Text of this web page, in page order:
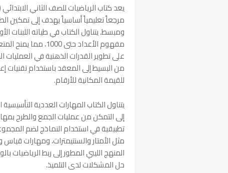
مرجعاً تعليمياً أساسياً يهدف إلى
ومبسط. يتناول الكتاب في طياته اللبنات
مفهوم الأعداد حتى
على تطوير القدرات الذهنية في العمليات
من البسيط إلى المعقد باستخدام تقنيات
للقيمة المكانية للأرقام.
إلى التمكن من عمليات الجمع والطرح
تطبيقية في استخدام النماذج لضم
مثل الأمتار والسنتيمترات، ومهارات
المنهج الليبي المطور إلى ربط الرياضيات
حل المشكلات لدى التلميذ.